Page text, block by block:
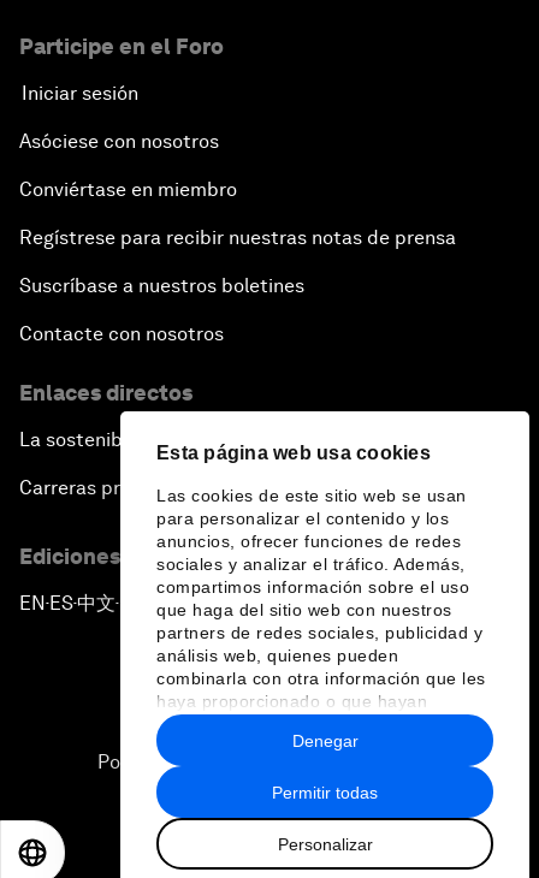
Esta página web usa cookies
Las cookies de este sitio web se usan
para personalizar el contenido y los
anuncios, ofrecer funciones de redes
sociales y analizar el tráfico. Además,
compartimos información sobre el uso
que haga del sitio web con nuestros
partners de redes sociales, publicidad y
análisis web, quienes pueden
combinarla con otra información que les
haya proporcionado o que hayan
recopilado a partir del uso que haya
hecho de sus servicios.
Permitir todas
Personalizar
Denegar
Participe en el Foro
Iniciar sesión
Asóciese con nosotros
Conviértase en miembro
Regístrese para recibir nuestras notas de prensa
Suscríbase a nuestros boletines
Contacte con nosotros
Enlaces directos
La sostenibilidad en el Foro
Carreras profesionales
Ediciones en otros idiomas
EN ▪ES▪中文▪ 日本語
Política de privacidad y normas de uso
Sitemap
2026 Foro Económico Mundial